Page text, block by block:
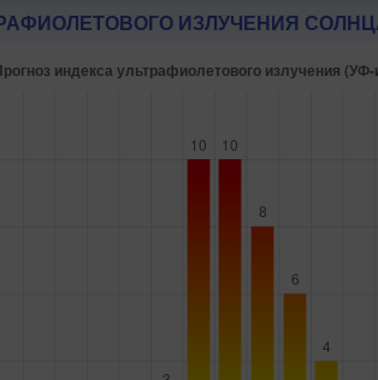
ИЗЛУЧЕНИЯ